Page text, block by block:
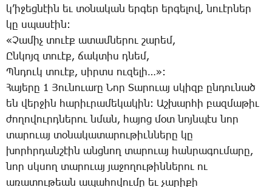
կ’ի­ջեց­նէին եւ տօ­նա­կան եր­գեր եր­գե­լով, նո­ւէր­ներ
կը սպա­սէին:
«­Չա­միչ տո­ւէք ա­տամ­նե­րու շա­րեմ,
Ըն­կոյզ տո­ւէք, ճակ­տիս դնեմ,
Պն­դուկ տո­ւէք, սիրտս ու­զե­լի…»:
­Հա­յե­րը 1 ­Յու­նո­ւաrը ­Նոր ­Տա­րո­ւայ սկիզբ ըն­դու­նած
են վեր­ջին հա­րիւ­րա­մե­կա­կին: Աշ­խար­հի բազ­մա­թիւ
ժո­ղո­վուրդ­նե­րու նման, հա­յոց մօտ նոյն­պէս նոր
տա­րո­ւայ տօ­նա­կա­տա­րու­թիւն­նե­րը կը
խորհր­դան­շէին անց­նող տա­րո­ւայ հան­րա­գու­մա­րը,
նոր սկսող տա­րո­ւայ յա­ջո­ղու­թին­նե­րու ու
ա­ռա­տու­թեան ա­պա­հո­վու­մը եւ չա­րի­քի